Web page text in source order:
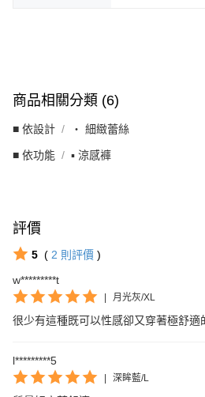
商品相關分類 (6)
■ 依設計 ・ 細緻蕾絲
■ 依功能 ▪︎ 涼感褲
評價
5 ( 2 則評價 )
w*********t
| 月光灰/XL
很少有這種既可以性感卻又穿著極舒適
l*********5
| 深眸藍/L